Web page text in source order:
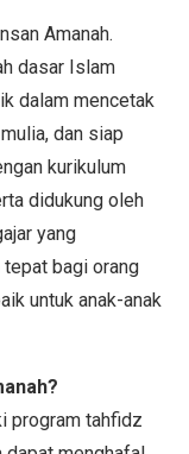
Amanah.
dasar Islam
dalam mencetak
dan siap
kurikulum
didukung oleh
yang
bagi orang
untuk anak-anak
program tahfidz